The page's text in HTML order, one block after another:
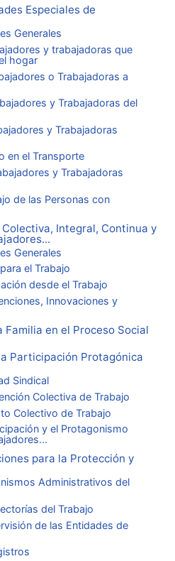
Especiales de
Generales
y trabajadoras que
hogar
o Trabajadoras a
y Trabajadoras del
y Trabajadoras
en el Transporte
y Trabajadoras
de las Personas con
Integral, Continua y
Generales
el Trabajo
desde el Trabajo
Innovaciones y
en el Proceso Social
Participación Protagónica
Sindical
Colectiva de Trabajo
Colectivo de Trabajo
y el Protagonismo
para la Protección y
Administrativos del
del Trabajo
de las Entidades de